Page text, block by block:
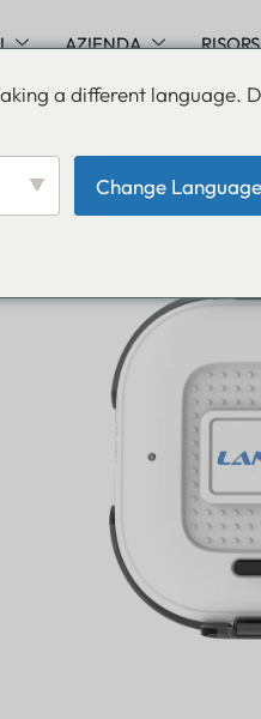
AZIENDA
a different language.
Change